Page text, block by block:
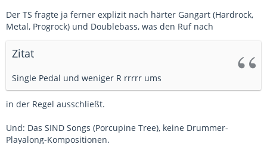
Der TS fragte ja ferner explizit nach härter Gangart (Hardrock,
Metal, Progrock) und Doublebass, was den Ruf nach
Zitat
Single Pedal und weniger R rrrrr ums
in der Regel ausschließt.
Und: Das SIND Songs (Porcupine Tree), keine Drummer-
Playalong-Kompositionen.